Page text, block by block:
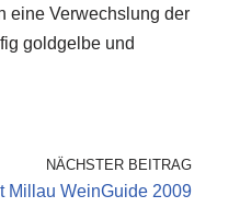
eine Verwechslung der
goldgelbe und
NÄCHSTER BEITRAG
Millau WeinGuide 2009